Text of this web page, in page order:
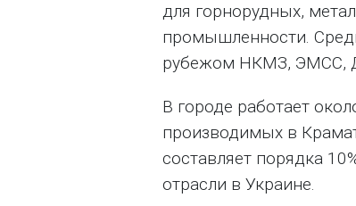
для горнорудных,
промышленности.
рубежом НКМЗ, ЭМСС,
В городе работает
производимых в
составляет порядка
отрасли в Украине.